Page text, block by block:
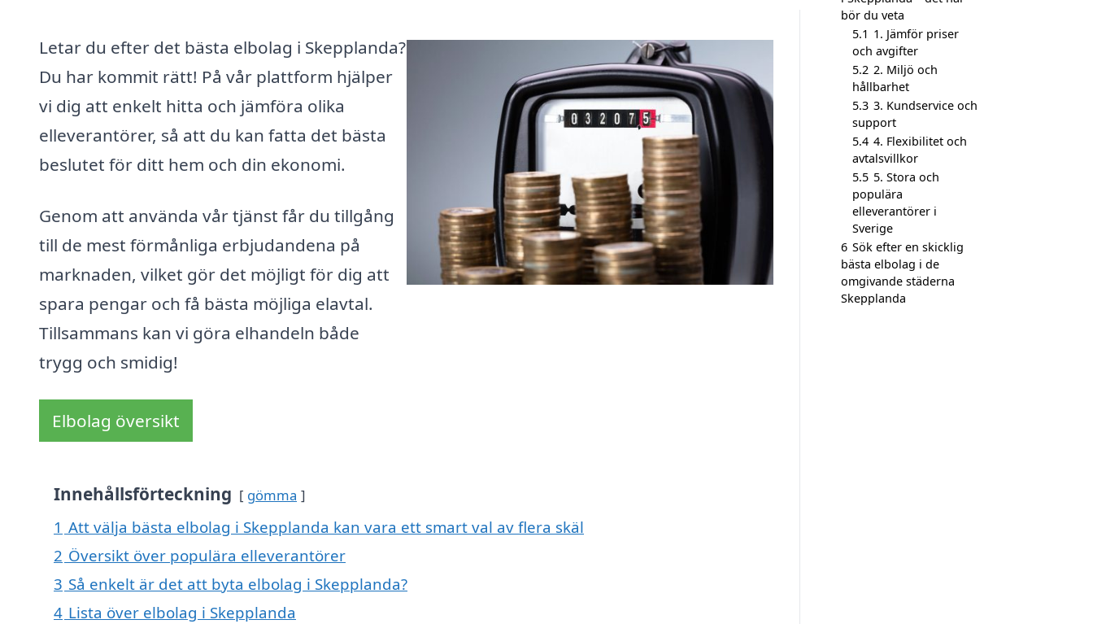
Letar du efter det bästa elbolag i Skepplanda?
Du har kommit rätt! På vår plattform hjälper
vi dig att enkelt hitta och jämföra olika
elleverantörer, så att du kan fatta det bästa
beslutet för ditt hem och din ekonomi.
Genom att använda vår tjänst får du tillgång
till de mest förmånliga erbjudandena på
marknaden, vilket gör det möjligt för dig att
spara pengar och få bästa möjliga elavtal.
Tillsammans kan vi göra elhandeln både
trygg och smidig!
Elbolag översikt
Innehållsförteckning gömma
1 Att välja bästa elbolag i Skepplanda kan vara ett smart val av flera skäl
2 Översikt över populära elleverantörer
3 Så enkelt är det att byta elbolag i Skepplanda?
4 Lista över elbolag i Skepplanda
bör du veta
5.1 1. Jämför priser
och avgifter
5.2 2. Miljö och
hållbarhet
5.3 3. Kundservice och
support
5.4 4. Flexibilitet och
avtalsvillkor
5.5 5. Stora och
populära
elleverantörer i
Sverige
6 Sök efter en skicklig
bästa elbolag i de
omgivande städerna
Skepplanda